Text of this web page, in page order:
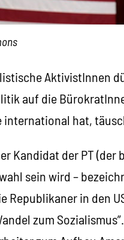
AktivistInnen
auf die
international hat,
Kandidat der PT
sein wird –
Republikaner in den
zum